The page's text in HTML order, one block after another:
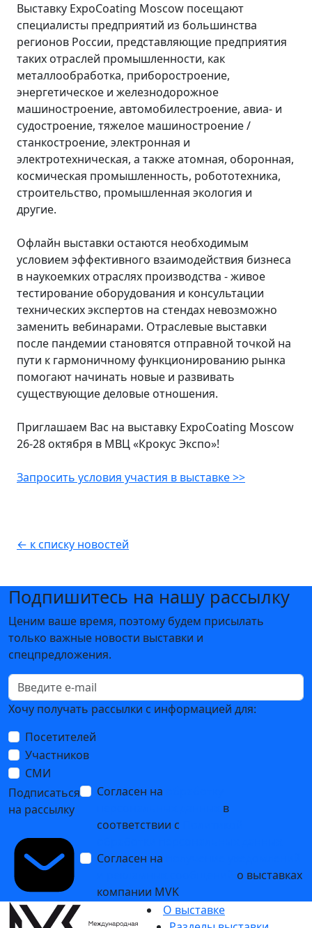
Выставку ExpoCoating Moscow посещают
специалисты предприятий из большинства
регионов России, представляющие предприятия
таких отраслей промышленности, как
металлообработка, приборостроение,
энергетическое и железнодорожное
машиностроение, автомобилестроение, авиа- и
судостроение, тяжелое машиностроение /
станкостроение, электронная и
электротехническая, а также атомная, оборонная,
космическая промышленность, робототехника,
строительство, промышленная экология и
другие.
Офлайн выставки остаются необходимым
условием эффективного взаимодействия бизнеса
в наукоемких отраслях производства - живое
тестирование оборудования и консультации
технических экспертов на стендах невозможно
заменить вебинарами. Отраслевые выставки
после пандемии становятся отправной точкой на
пути к гармоничному функционированию рынка
помогают начинать новые и развивать
существующие деловые отношения.
Приглашаем Вас на выставку ExpoCoating Moscow
26-28 октября в МВЦ «Крокус Экспо»!
Запросить условия участия в выставке >>
← к списку новостей
Подпишитесь на нашу рассылку
Ценим ваше время, поэтому будем присылать
только важные новости выставки и
спецпредложения.
Хочу получать рассылки с информацией для:
Посетителей
Участников
СМИ
Подписаться
на рассылку
Согласен на
в
соответствии с
Согласен на
о выставках
компании MVK
О выставке